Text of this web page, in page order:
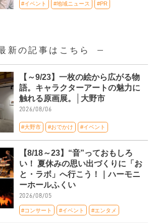
#イベント #地域ニュース #PR
新の記事はこちら
【～9/23】一枚の絵から広がる物
語。キャラクターアートの魅力に
触れる原画展。│大野市
2026/08/06
#大野市 #おでかけ #イベント
【8/18～23】“音”っておもしろ
い！ 夏休みの思い出づくりに「お
と・ラボ」へ行こう！｜ハーモニ
ーホールふくい
2026/08/05
#コンサート #イベント #エンタメ